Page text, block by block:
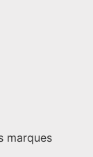
marques